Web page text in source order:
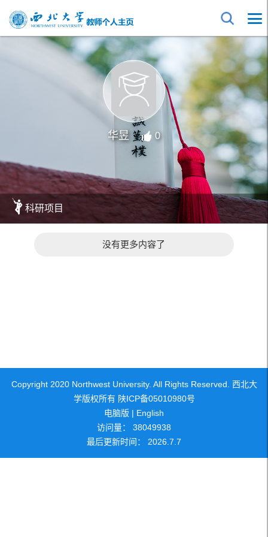
华昱 0
科研项目
没有更多内容了
Copyright 2020 Northwest University. All Rights Reserved. 西北大
学版权所有 陕ICP备05010980号
电脑版 | English
访问量： 38049938
最后更新时间： 2026 7 7